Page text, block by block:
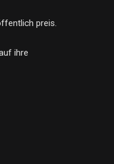
preis.
ihre